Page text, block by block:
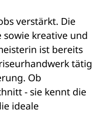
verstärkt. Die
kreative und
ist bereits
tätig
Ob
- sie kennt die
ideale